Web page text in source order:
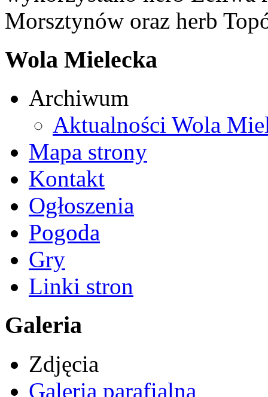
Morsztynów oraz herb
Wola Mielecka
Archiwum
Aktualności Wola
Mapa strony
Kontakt
Ogłoszenia
Pogoda
Gry
Linki stron
Galeria
Zdjęcia
Galeria parafialna